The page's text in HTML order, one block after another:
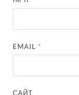
EMAIL *
САЙТ